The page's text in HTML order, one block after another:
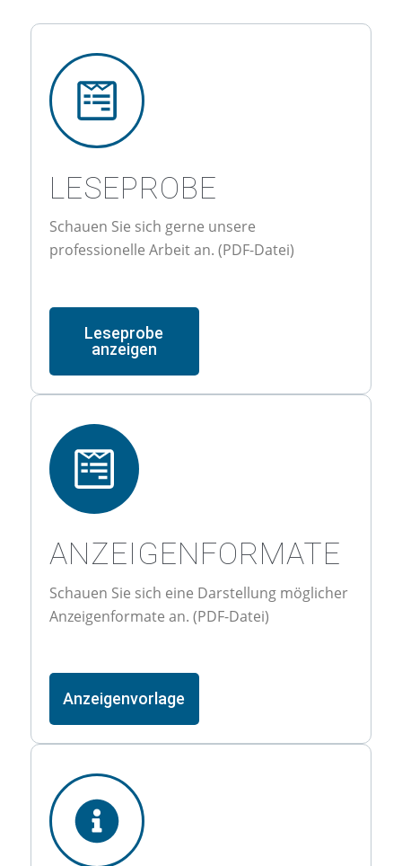
LESEPROBE
Schauen Sie sich gerne unsere
professionelle Arbeit an. (PDF-Datei)
Leseprobe
anzeigen
ANZEIGENFORMATE
Schauen Sie sich eine Darstellung möglicher
Anzeigenformate an. (PDF-Datei)
Anzeigenvorlage